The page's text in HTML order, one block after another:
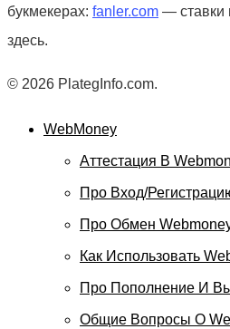
букмекерах: fanler.com — ставки
здесь.
© 2026 PlategInfo.com.
WebMoney
Аттестация В
Про Вход/
Про Обмен
Как Использовать
Про Пополнение И
Общие Вопросы О